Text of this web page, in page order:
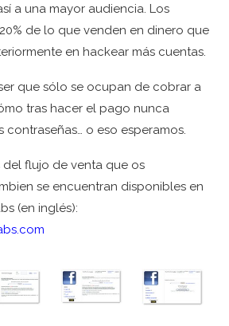
a una mayor audiencia. Los
de lo que venden en dinero que
en hackear más cuentas.
que sólo se ocupan de cobrar a
tras hacer el pago nunca
contraseñas… o eso esperamos.
del flujo de venta que os
se encuentran disponibles en
(en inglés):